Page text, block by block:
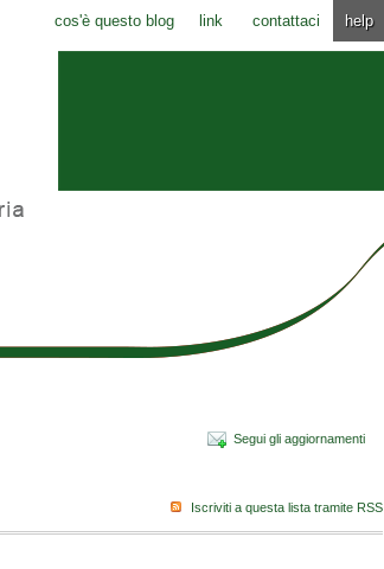
cos'è questo blog link contattaci help
Segui gli aggiornamenti
Iscriviti a questa lista tramite RSS